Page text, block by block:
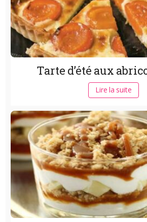
Tarte d’été aux
Lire la suite